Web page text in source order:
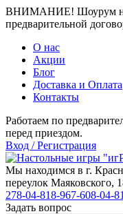
ВНИМАНИЕ! Шоурум на
предварительной
О нас
Акции
Блог
Доставка и Оплата
Контакты
Работаем по
перед приездом.
Вход / Регистрация
Мы находимся в г.
переулок Маяковского,
278-04-818-967-608-04-81
Задать вопрос